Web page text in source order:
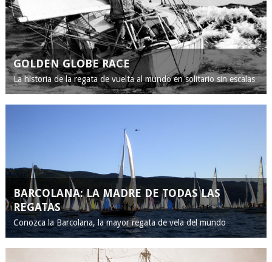
GOLDEN GLOBE RACE
La historia de la regata de vuelta al mundo en solitario sin escalas
BARCOLANA: LA MADRE DE TODAS LAS
REGATAS
Conozca la Barcolana, la mayor regata de vela del mundo